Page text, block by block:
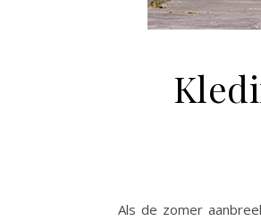
Als de zomer